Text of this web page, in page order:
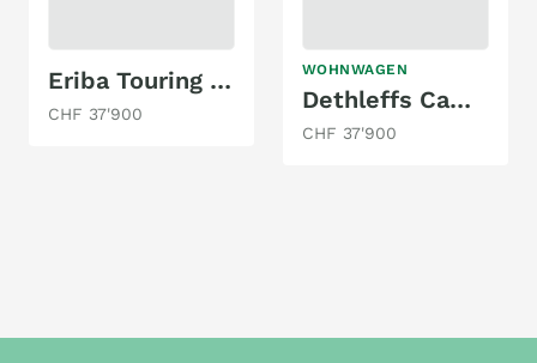
Eriba Touring 642
CHF 37'900
WOHNWAGEN
Dethleffs Camper 560 FMK
CHF 37'900